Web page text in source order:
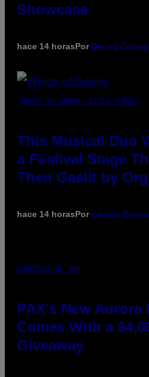
Showcase
hace 14 horasPor Denny
(PHOTO BY AMBER LITTLE/PRESS)
This Musical Duo
a Festival Stage
Then Gaslit by
hace 14 horasPor Lauren
COURTESY OF PAX
PAX’s New
Comes With a
Giveaway